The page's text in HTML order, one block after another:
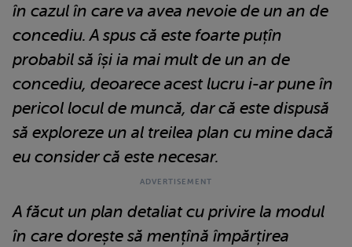
în cazul în care va avea nevoie de un an de
concediu. A spus că este foarte puțîn
probabil să își ia mai mult de un an de
concediu, deoarece acest lucru i-ar pune în
pericol locul de muncă, dar că este dispusă
să exploreze un al treilea plan cu mine dacă
eu consider că este necesar.
A făcut un plan detaliat cu privire la modul
în care dorește să mențînă împărțirea